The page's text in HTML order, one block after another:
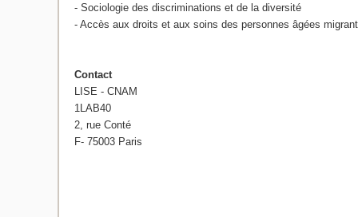
- Sociologie des discriminations et de la diversité
- Accès aux droits et aux soins des personnes âgées
Contact
LISE - CNAM
1LAB40
2, rue Conté
F- 75003 Paris